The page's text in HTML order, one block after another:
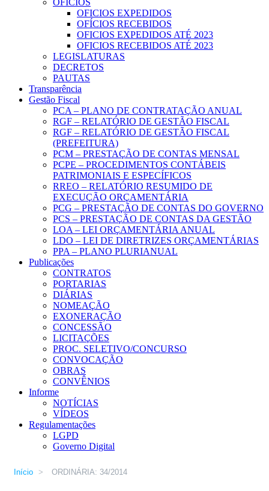
OFICIOS
OFICIOS EXPEDIDOS
OFÍCIOS RECEBIDOS
OFICIOS EXPEDIDOS ATÉ 2023
OFICIOS RECEBIDOS ATÉ 2023
LEGISLATURAS
DECRETOS
PAUTAS
Transparência
Gestão Fiscal
PCA – PLANO DE CONTRATAÇÃO ANUAL
RGF – RELATÓRIO DE GESTÃO FISCAL
RGF – RELATÓRIO DE GESTÃO FISCAL
(PREFEITURA)
PCM – PRESTAÇÃO DE CONTAS MENSAL
PCPE – PROCEDIMENTOS CONTÁBEIS
PATRIMONIAIS E ESPECÍFICOS
RREO – RELATÓRIO RESUMIDO DE
EXECUÇÃO ORÇAMENTÁRIA
PCG – PRESTAÇÃO DE CONTAS DO GOVERNO
PCS – PRESTAÇÃO DE CONTAS DA GESTÃO
LOA – LEI ORÇAMENTÁRIA ANUAL
LDO – LEI DE DIRETRIZES ORÇAMENTÁRIAS
PPA – PLANO PLURIANUAL
Publicações
CONTRATOS
PORTARIAS
DIÁRIAS
NOMEAÇÃO
EXONERAÇÃO
CONCESSÃO
LICITAÇÕES
PROC. SELETIVO/CONCURSO
CONVOCAÇÃO
OBRAS
CONVÊNIOS
Informe
NOTÍCIAS
VÍDEOS
Regulamentações
LGPD
Governo Digital
Início > ORDINÁRIA: 34/2014